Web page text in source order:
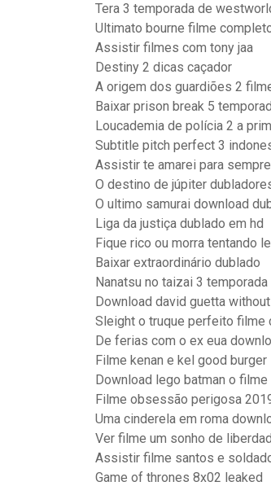
Tera 3 temporada de
Ultimato bourne filme
Assistir filmes com tony jaa
Destiny 2 dicas caçador
A origem dos guardiões 2
Baixar prison break 5
Loucademia de polícia 2 a
Subtitle pitch perfect 3
Assistir te amarei para
O destino de júpiter
O ultimo samurai download
Liga da justiça dublado em hd
Fique rico ou morra tentando
Baixar extraordinário dublado
Nanatsu no taizai 3 temporada
Download david guetta
Sleight o truque perfeito filme
De ferias com o ex eua
Filme kenan e kel good burger
Download lego batman o filme
Filme obsessão perigosa
Uma cinderela em roma
Ver filme um sonho de
Assistir filme santos e
Game of thrones 8x02 leaked